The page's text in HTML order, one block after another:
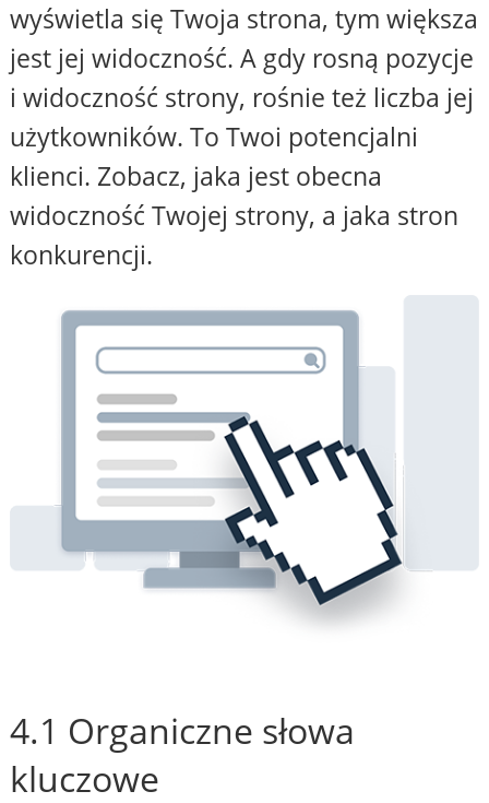
wyświetla się Twoja strona, tym większa
jest jej widoczność. A gdy rosną pozycje
i widoczność strony, rośnie też liczba jej
użytkowników. To Twoi potencjalni
klienci. Zobacz, jaka jest obecna
widoczność Twojej strony, a jaka stron
konkurencji.
4.1 Organiczne słowa
kluczowe